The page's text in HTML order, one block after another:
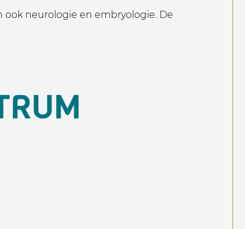
neurologie en embryologie. De